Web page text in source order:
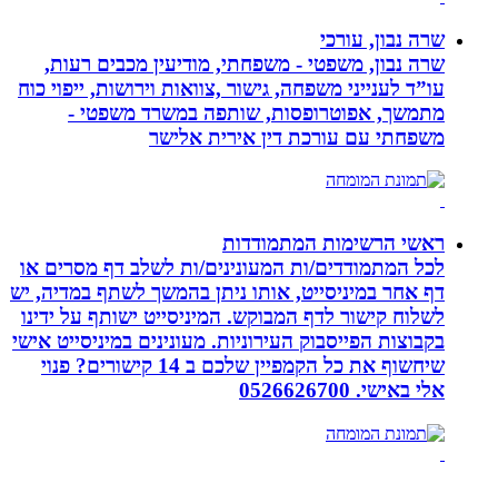
שרה נבון, עורכי
שרה נבון, משפטי - משפחתי, מודיעין מכבים רעות,
עו”ד לענייני משפחה, גישור ,צוואות וירושות, ייפוי כוח
מתמשך, אפוטרופסות, שותפה במשרד משפטי -
משפחתי עם עורכת דין אירית אלישר
ראשי הרשימות המתמודדות
לכל המתמודדים/ות המעונינים/ות לשלב דף מסרים או
דף אחר במיניסייט, אותו ניתן בהמשך לשתף במדיה, יש
לשלוח קישור לדף המבוקש. המיניסייט ישותף על ידינו
בקבוצות הפייסבוק העירוניות. מעונינים במיניסייט אישי
שיחשוף את כל הקמפיין שלכם ב 14 קישורים? פנוי
אלי באישי. 0526626700